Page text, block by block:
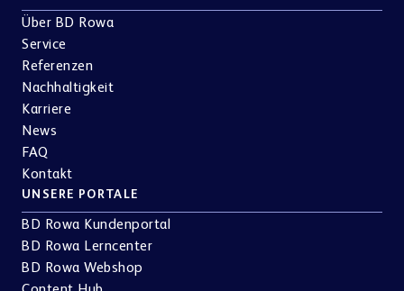
Über BD Rowa
Service
Referenzen
Nachhaltigkeit
Karriere
News
FAQ
Kontakt
UNSERE PORTALE
BD Rowa Kundenportal
BD Rowa Lerncenter
BD Rowa Webshop